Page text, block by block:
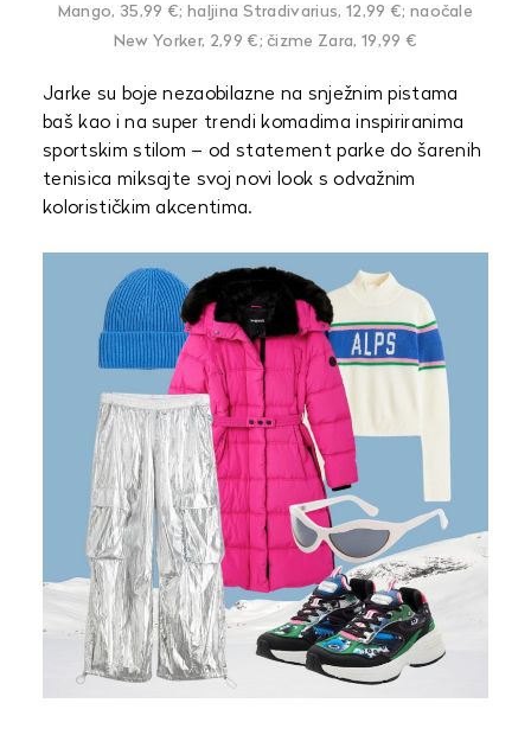
Mango, 35,99 €; haljina Stradivarius, 12,99 €; naočale
New Yorker, 2,99 €; čizme Zara, 19,99 €
Jarke su boje nezaobilazne na snježnim pistama
baš kao i na super trendi komadima inspiriranima
sportskim stilom – od statement parke do šarenih
tenisica miksajte svoj novi look s odvažnim
kolorističkim akcentima.